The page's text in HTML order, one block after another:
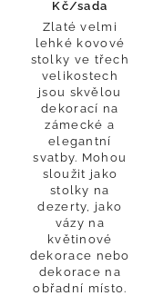
Kč/sada
Zlaté velmi
lehké kovové
stolky ve třech
velikostech
jsou skvělou
dekorací na
zámecké a
elegantní
svatby. Mohou
sloužit jako
stolky na
dezerty, jako
vázy na
květinové
dekorace nebo
dekorace na
obřadní místo.